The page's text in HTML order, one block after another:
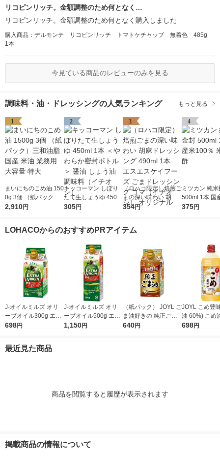
リコピンリッチ。金額調整のため何となく…
リコピンリッチ。金額調整のため何となく購入しました
購入商品：デルモンテ リコピンリッチ トマトケチャップ 無着色 485g
1本
今見ている商品のレビューのみを見る
調味料・油・ドレッシングの人気ランキング もっと見る
1
まいにちのこめ油 150
0g 3個 （紙パック）
三和油脂 国産 米油 業
2,910円
2
キッコーマン しぼり
たて生しょうゆ 450m
l 1本 ＜やわらか密封
シ）
305円
3
（ロハコ限定）焙煎ご
まの深い味わい 胡麻
ドレッシング 490ml 1
ゴマ（イチオシ） オ
354円
4
ミツカン 純
500ml 1本 国
0％ 米酢 食酢
375円
LOHACOからのおすすめPRアイテム
J-オイルミルズ オリ
ーブオイル300g エキ
ストラバージン スペ
L
698円
J-オイルミルズ オリ
ーブオイル500g エキ
ストラバージン スペ
1,150円
（紙パック） JOYL ご
ま油好きの 純正ごま
油 300g 1本 味の素 J-
640円
JOYL こめ豊
油 60%) こめ油 ブレ
ンド 味の素
698円
最近見た商品
商品を閲覧すると履歴が表示されます
掲載商品の情報について